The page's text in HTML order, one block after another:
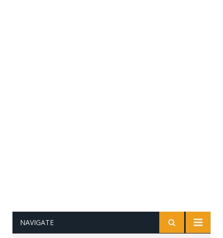
NAVIGATE